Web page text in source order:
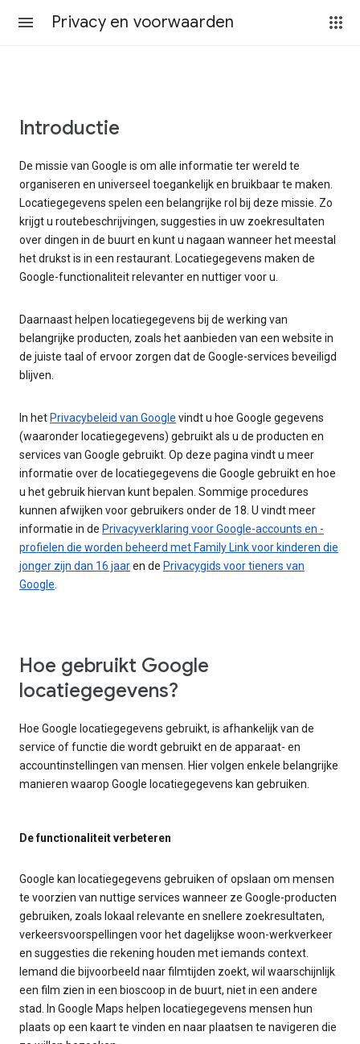
Privacy en voorwaarden
Introductie
De missie van Google is om alle informatie ter wereld te
organiseren en universeel toegankelijk en bruikbaar te maken.
Locatiegegevens spelen een belangrijke rol bij deze missie. Zo
krijgt u routebeschrijvingen, suggesties in uw zoekresultaten
over dingen in de buurt en kunt u nagaan wanneer het meestal
het drukst is in een restaurant. Locatiegegevens maken de
Google-functionaliteit relevanter en nuttiger voor u.
Daarnaast helpen locatiegegevens bij de werking van
belangrijke producten, zoals het aanbieden van een website in
de juiste taal of ervoor zorgen dat de Google-services beveiligd
blijven.
In het Privacybeleid van Google vindt u hoe Google gegevens
(waaronder locatiegegevens) gebruikt als u de producten en
services van Google gebruikt. Op deze pagina vindt u meer
informatie over de locatiegegevens die Google gebruikt en hoe
u het gebruik hiervan kunt bepalen. Sommige procedures
kunnen afwijken voor gebruikers onder de 18. U vindt meer
informatie in de Privacyverklaring voor Google-accounts en -
profielen die worden beheerd met Family Link voor kinderen die
jonger zijn dan 16 jaaren de Privacygids voor tieners van
Google
Hoe gebruikt Google
locatiegegevens?
Hoe Google locatiegegevens gebruikt, is afhankelijk van de
service of functie die wordt gebruikt en de apparaat- en
accountinstellingen van mensen. Hier volgen enkele belangrijke
manieren waarop Google locatiegegevens kan gebruiken.
De functionaliteit verbeteren
Google kan locatiegegevens gebruiken of opslaan om mensen
te voorzien van nuttige services wanneer ze Google-producten
gebruiken, zoals lokaal relevante en snellere zoekresultaten,
verkeersvoorspellingen voor het dagelijkse woon-werkverkeer
en suggesties die rekening houden met iemands context.
Iemand die bijvoorbeeld naar filmtijden zoekt, wil waarschijnlijk
een film zien in een bioscoop in de buurt, niet in een andere
stad. In Google Maps helpen locatiegegevens mensen hun
plaats op een kaart te vinden en naar plaatsen te navigeren die